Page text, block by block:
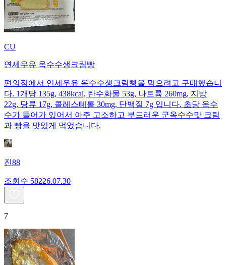
CU
연세우유 옥수수생크림빵
편의점에서 연세우유 옥수수생크림빵을 먹으려고 구매했습니
다. 1개당 135g, 438kcal, 탄수화물 53g, 나트륨 260mg, 지방
22g, 당류 17g, 콜레스테롤 30mg, 단백질 7g 입니다. 초당 옥수
수가 들어가 있어서 아주 고소하고 부드러운 군옥수수맛 크림
과 빵을 맛있게 먹었습니다.
진88
조회수 58226.07.30
7